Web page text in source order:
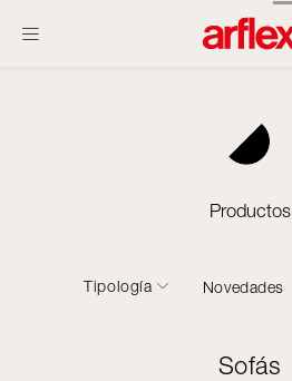
Productos
Tipología Novedades
Sofás